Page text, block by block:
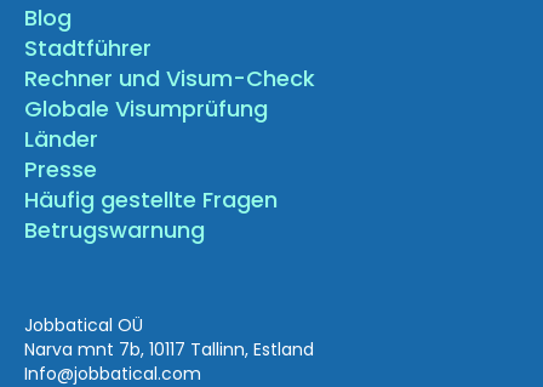
Blog
Stadtführer
Rechner und Visum-Check
Globale Visumprüfung
Länder
Presse
Häufig gestellte Fragen
Betrugswarnung
Jobbatical OÜ
Narva mnt 7b, 10117 Tallinn, Estland
Info@jobbatical.com